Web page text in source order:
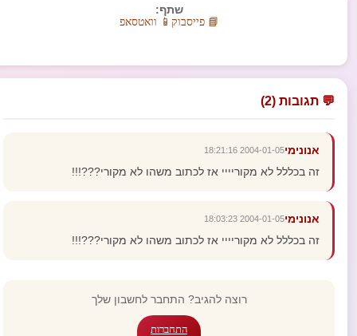
שתף:
📘 פייסבוק 📱 וואטסאפ
💬 תגובות (2)
אנונימי2004-01-05 18:21:16
זה בכללל לא מקוריייי אז לכתוב משהו לא מקורי???!!!
אנונימי2004-01-05 18:03:23
זה בכללל לא מקוריייי אז לכתוב משהו לא מקורי???!!!
רוצה להגיב? התחבר לחשבון שלך
התחברות